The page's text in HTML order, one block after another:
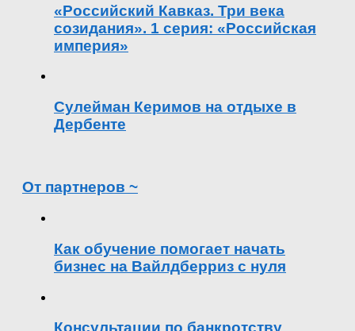
«Российский Кавказ. Три века
созидания». 1 серия: «Российская
империя»
Сулейман Керимов на отдыхе в
Дербенте
От партнеров ~
Как обучение помогает начать
бизнес на Вайлдберриз с нуля
Консультации по банкротству